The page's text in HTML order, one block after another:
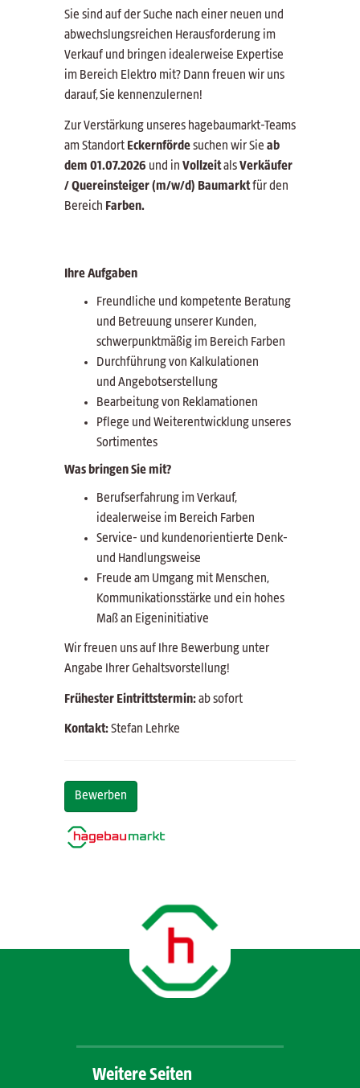
Sie sind auf der Suche nach einer neuen und
abwechslungsreichen Herausforderung im
Verkauf und bringen idealerweise Expertise
im Bereich Elektro mit? Dann freuen wir uns
darauf, Sie kennenzulernen!
Zur Verstärkung unseres hagebaumarkt-Teams
am Standort Eckernfördesuchen wir Sie ab
dem 01.07.2026 und in VollzeitalsVerkäufer
/ Quereinsteiger (m/w/d) Baumarktfür den
Bereich Farben.
Ihre Aufgaben
Freundliche und kompetente Beratung
und Betreuung unserer Kunden,
schwerpunktmäßig im Bereich Farben
Durchführung von Kalkulationen
und Angebotserstellung
Bearbeitung von Reklamationen
Pflege und Weiterentwicklung unseres
Sortimentes
Was bringen Sie mit?
Berufserfahrung im Verkauf,
idealerweise im Bereich Farben
Service- und kundenorientierte Denk-
und Handlungsweise
Freude am Umgang mit Menschen,
Kommunikationsstärke und ein hohes
Maß an Eigeninitiative
Wir freuen uns auf Ihre Bewerbung unter
Angabe Ihrer Gehaltsvorstellung!
Frühester Eintrittstermin:ab sofort
Kontakt:Stefan Lehrke
Bewerben
Weitere Seiten